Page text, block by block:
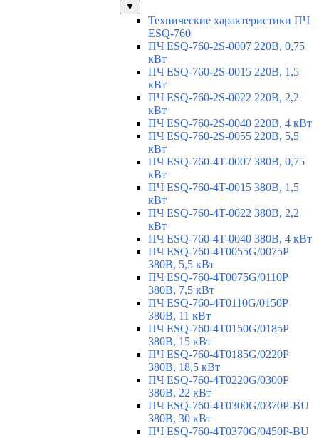
▼
Технические характеристики ПЧ
ESQ-760
ПЧ ESQ-760-2S-0007 220В, 0,75
кВт
ПЧ ESQ-760-2S-0015 220В, 1,5
кВт
ПЧ ESQ-760-2S-0022 220В, 2,2
кВт
ПЧ ESQ-760-2S-0040 220В, 4 кВт
ПЧ ESQ-760-2S-0055 220В, 5,5
кВт
ПЧ ESQ-760-4T-0007 380В, 0,75
кВт
ПЧ ESQ-760-4T-0015 380В, 1,5
кВт
ПЧ ESQ-760-4T-0022 380В, 2,2
кВт
ПЧ ESQ-760-4T-0040 380В, 4 кВт
ПЧ ESQ-760-4T0055G/0075P
380В, 5,5 кВт
ПЧ ESQ-760-4T0075G/0110P
380В, 7,5 кВт
ПЧ ESQ-760-4T0110G/0150P
380В, 11 кВт
ПЧ ESQ-760-4T0150G/0185P
380В, 15 кВт
ПЧ ESQ-760-4T0185G/0220P
380В, 18,5 кВт
ПЧ ESQ-760-4T0220G/0300P
380В, 22 кВт
ПЧ ESQ-760-4T0300G/0370P-BU
380В, 30 кВт
ПЧ ESQ-760-4T0370G/0450P-BU